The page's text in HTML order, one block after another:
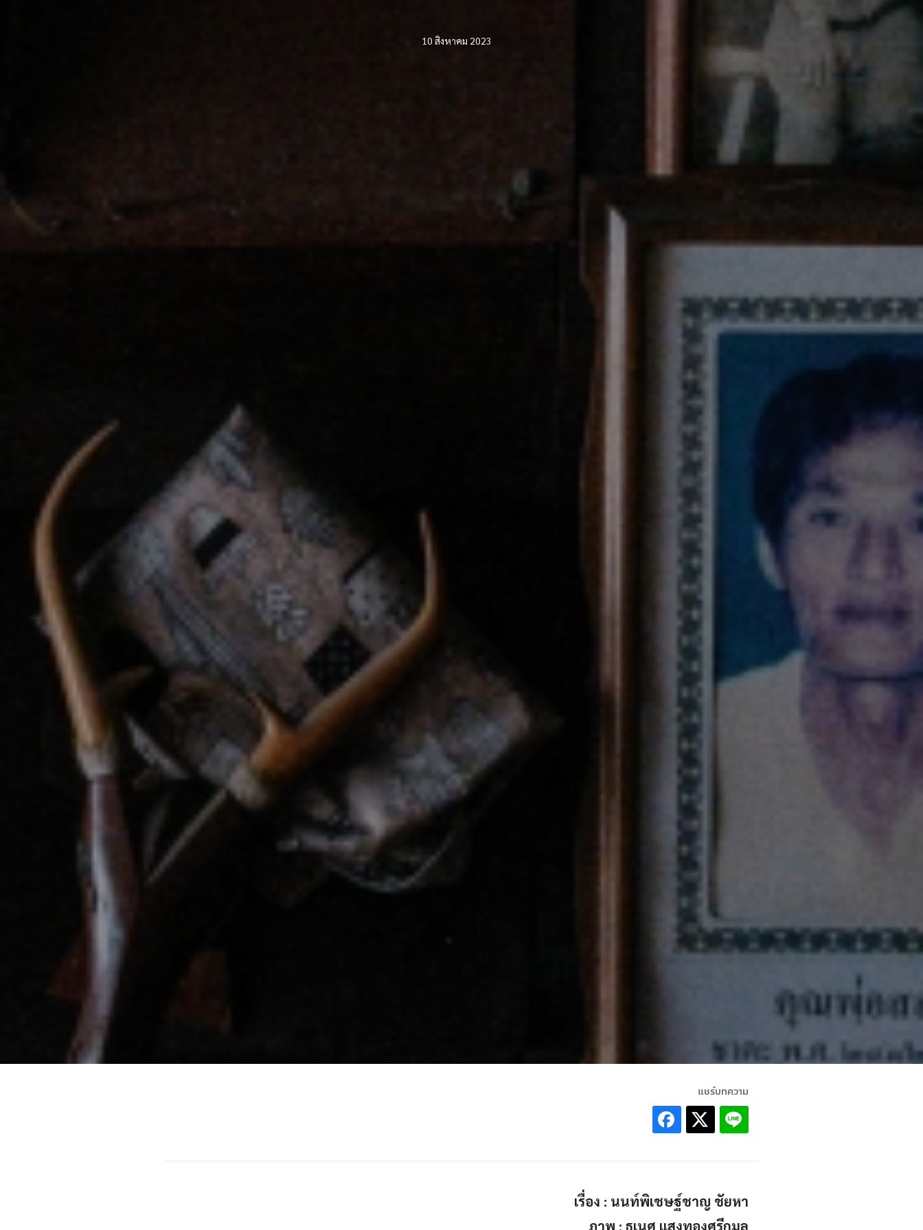
10 สิงหาคม 2023
แชร์บทความ
เรื่อง : นนท์พิเชษฐ์ชาญ ชัยหา
ภาพ : ธเนศ แสงทองศรีกมล